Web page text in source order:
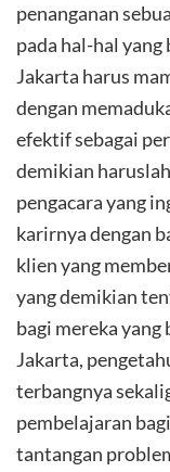
penanganan
pada hal-hal yang
Jakarta harus
dengan
efektif sebagai
demikian
pengacara yang
karirnya dengan
klien yang
yang demikian
bagi mereka
Jakarta,
terbangnya
pembelajaran
tantangan